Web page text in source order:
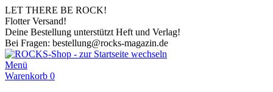
LET THERE BE ROCK!
Flotter Versand!
Deine Bestellung unterstützt Heft und Verlag!
Bei Fragen: bestellung@rocks-magazin.de
Menü
Warenkorb 0